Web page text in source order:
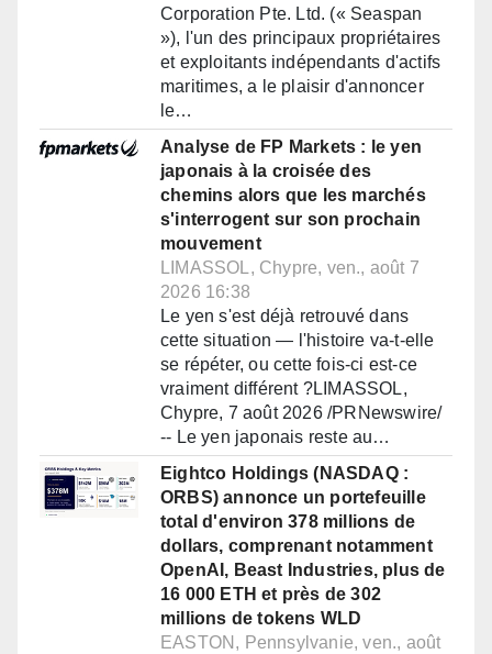
Corporation Pte. Ltd. (« Seaspan
»), l'un des principaux propriétaires
et exploitants indépendants d'actifs
maritimes, a le plaisir d'annoncer
le…
Analyse de FP Markets : le yen
japonais à la croisée des
chemins alors que les marchés
s'interrogent sur son prochain
mouvement
LIMASSOL, Chypre, ven., août 7
2026 16:38
Le yen s'est déjà retrouvé dans
cette situation — l'histoire va-t-elle
se répéter, ou cette fois-ci est-ce
vraiment différent ?LIMASSOL,
Chypre, 7 août 2026 /PRNewswire/
-- Le yen japonais reste au…
Eightco Holdings (NASDAQ :
ORBS) annonce un portefeuille
total d'environ 378 millions de
dollars, comprenant notamment
OpenAI, Beast Industries, plus de
16 000 ETH et près de 302
millions de tokens WLD
EASTON, Pennsylvanie, ven., août